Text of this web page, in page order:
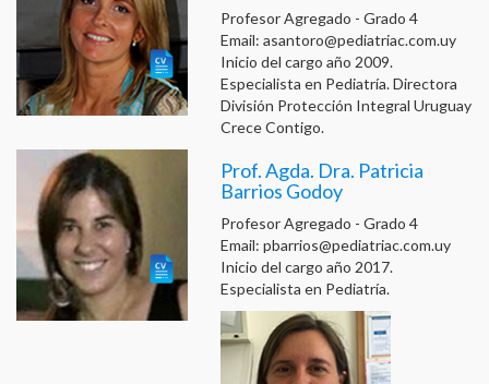
Profesor Agregado - Grado 4
Email: asantoro@pediatriac.com.uy
Inicio del cargo año 2009.
Especialista en Pediatría. Directora
División Protección Integral Uruguay
Crece Contigo.
Prof. Agda. Dra. Patricia
Barrios Godoy
Profesor Agregado - Grado 4
Email: pbarrios@pediatriac.com.uy
Inicio del cargo año 2017.
Especialista en Pediatría.